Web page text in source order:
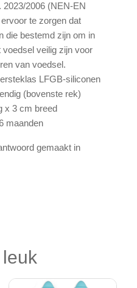
2023/2006 (NEN-EN
te zorgen dat
die bestemd zijn om in
veilig zijn voor
van voedsel.
LFGB-siliconen
(bovenste rek)
x 3 cm breed
maanden
gemaakt in